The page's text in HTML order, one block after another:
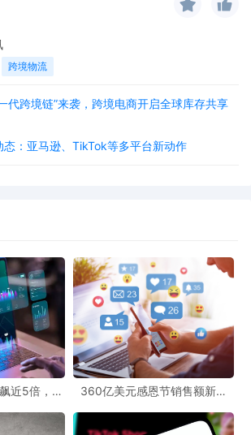
月、甚至6个月。这一现象释放出一个清晰的
。当越来越多的新玩家选择入局海外仓，实
仓库；另一场是持续消耗现金流的耐力战，
笼变慢，对企业的资金链是巨大的考验。
汰出局。海外仓不再只是简单的“仓”的生意，
运营节奏把控和市场判断力的综合考验。在
电商从业者需要密切关注海外仓的动态，以
环境。
跨境物流
代跨境链”来袭，跨境电商开启全球库存共享
态：亚马逊、TikTok等多平台新动作
近5倍，
360亿美元感恩节销售额新纪
新风潮！